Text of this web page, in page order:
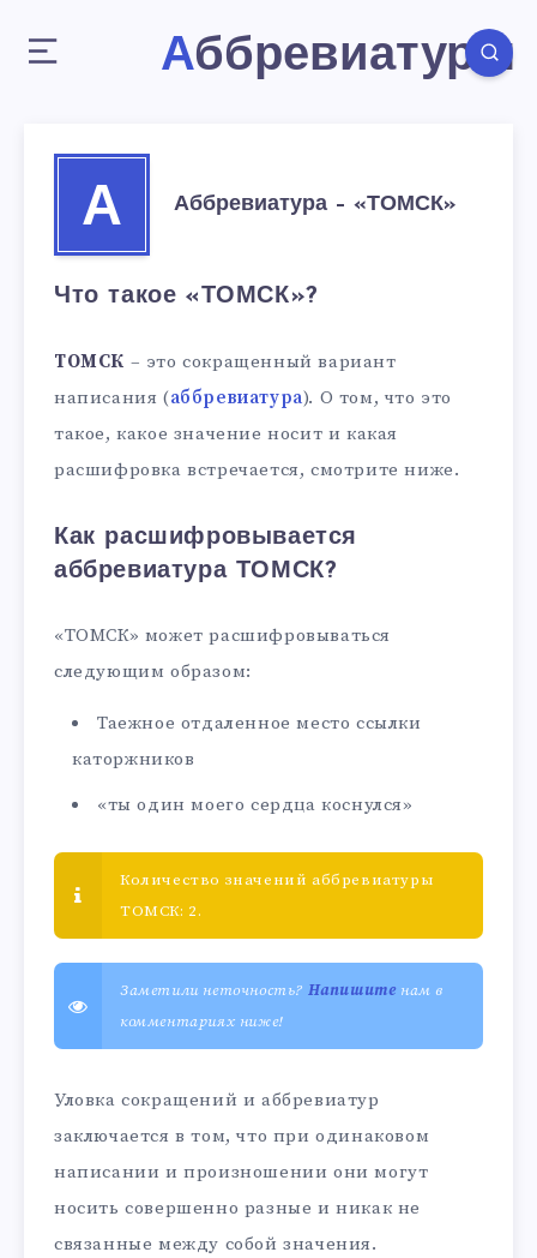
Аббревиатуры
А Аббревиатура – «ТОМСК»
Что такое «ТОМСК»?
ТОМСК – это сокращенный вариант
написания (аббревиатура). О том, что это
такое, какое значение носит и какая
расшифровка встречается, смотрите ниже.
Как расшифровывается
аббревиатура ТОМСК?
«ТОМСК» может расшифровываться
следующим образом:
Таежное отдаленное место ссылки
каторжников
«ты один моего сердца коснулся»
Количество значений аббревиатуры
ТОМСК: 2.
Заметили неточность? Напишитенам в
комментариях ниже!
Уловка сокращений и аббревиатур
заключается в том, что при одинаковом
написании и произношении они могут
носить совершенно разные и никак не
связанные между собой значения.